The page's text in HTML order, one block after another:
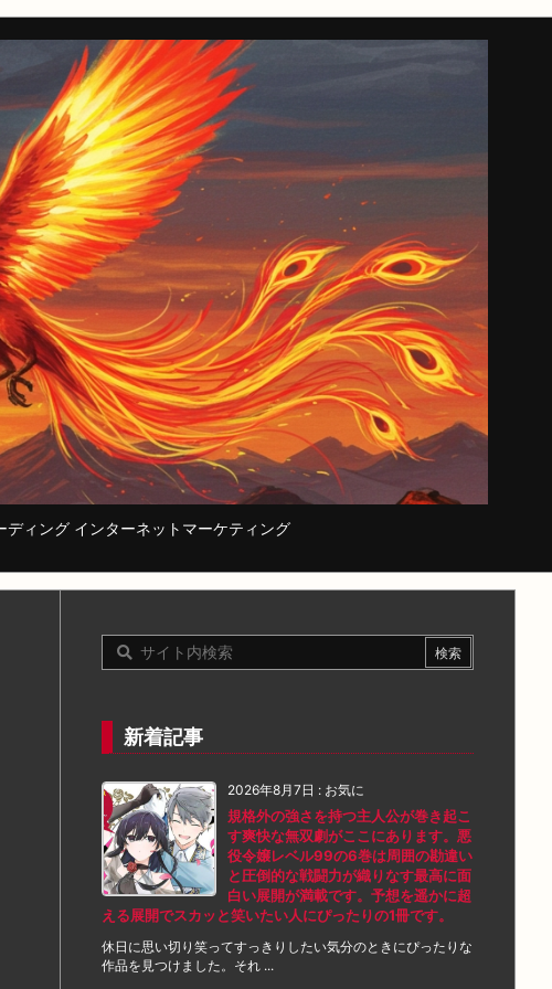
ィング インターネットマーケティング
新着記事
2026年8月7日 : お気に
規格外の強さを持つ主人公が巻き起こ
す爽快な無双劇がここにあります。悪
役令嬢レベル99の6巻は周囲の勘違い
と圧倒的な戦闘力が織りなす最高に面
白い展開が満載です。予想を遥かに超
える展開でスカッと笑いたい人にぴったりの1冊です。
休日に思い切り笑ってすっきりしたい気分のときにぴったりな
作品を見つけました。それ ...